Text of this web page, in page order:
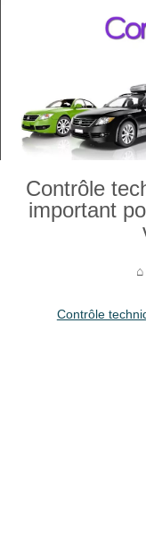
Contrôle
important
Contrôle